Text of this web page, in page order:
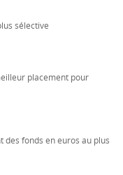
sélective
placement pour
des fonds en euros au plus